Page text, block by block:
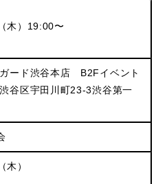
木）19:00〜
ード渋谷本店 B2Fイベント
谷区宇田川町23-3渋谷第一
木）